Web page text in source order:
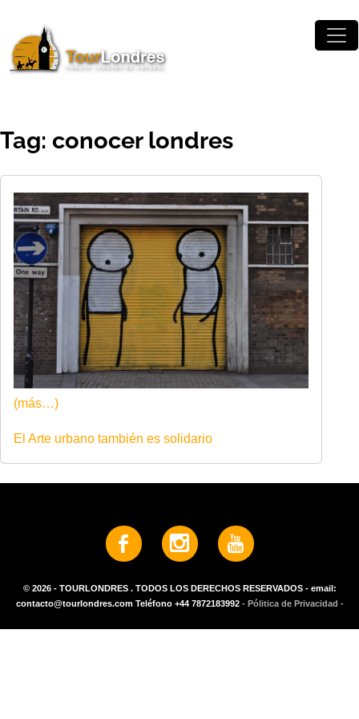
Tag: conocer londres
(más…)
El Arte urbano también es solidario
© 2026 - TOURLONDRES . TODOS LOS DERECHOS RESERVADOS - email:
contacto@tourlondres.com Teléfono +44 7872183992 - Pólitica de Privacidad -